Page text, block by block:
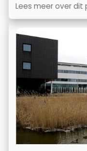
Lees meer over dit